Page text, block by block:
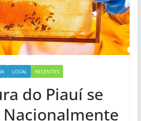
LOCAL RECENTES
do Piauí se
Nacionalmente